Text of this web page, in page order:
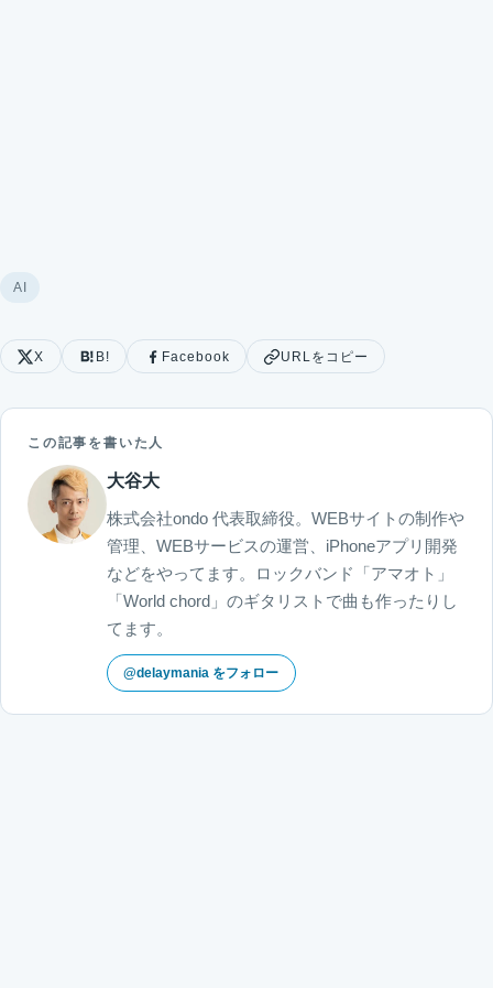
AI
X B! Facebook URLをコピー
この記事を書いた人
大谷大
株式会社ondo 代表取締役。WEBサイトの制作や
管理、WEBサービスの運営、iPhoneアプリ開発
などをやってます。ロックバンド「アマオト」
「World chord」のギタリストで曲も作ったりし
てます。
@delaymania をフォロー